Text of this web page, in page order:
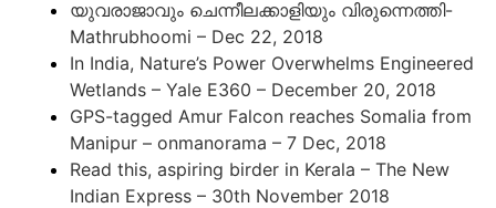
യുവരാജാവും ചെന്നീലക്കാളിയും വിരുന്നെത്തി-
Mathrubhoomi – Dec 22, 2018
In India, Nature’s Power Overwhelms Engineered
Wetlands – Yale E360 – December 20, 2018
GPS-tagged Amur Falcon reaches Somalia from
Manipur – onmanorama – 7 Dec, 2018
Read this, aspiring birder in Kerala – The New
Indian Express – 30th November 2018